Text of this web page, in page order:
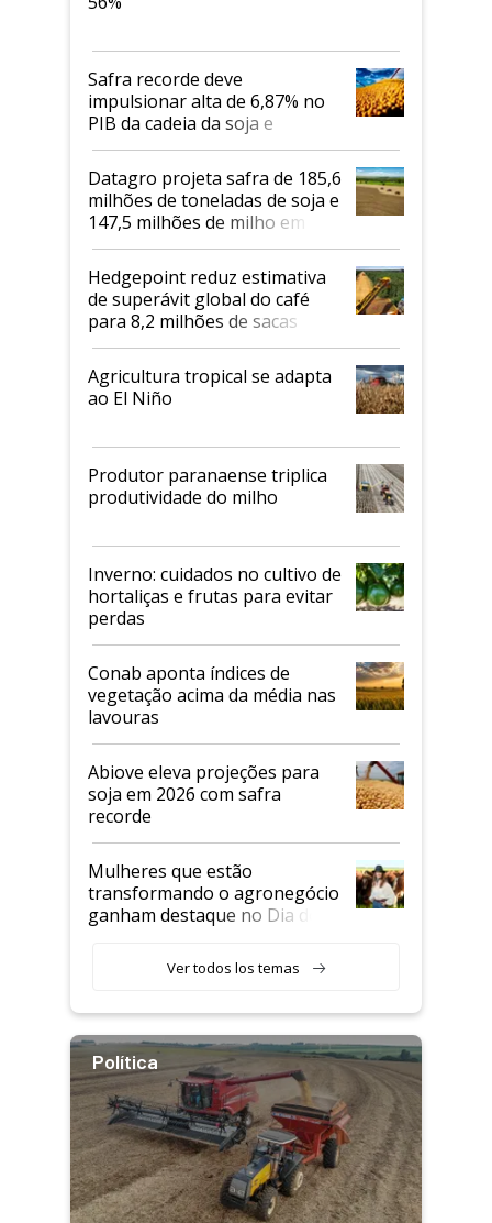
Safra recorde deve
impulsionar alta de 6,87% no
PIB da cadeia da soja e
biodiesel em 2026
Datagro projeta safra de 185,6
milhões de toneladas de soja e
147,5 milhões de milho em
2026/27
Hedgepoint reduz estimativa
de superávit global do café
para 8,2 milhões de sacas
Agricultura tropical se adapta
ao El Niño
Produtor paranaense triplica
produtividade do milho
Inverno: cuidados no cultivo de
hortaliças e frutas para evitar
perdas
Conab aponta índices de
vegetação acima da média nas
lavouras
Abiove eleva projeções para
soja em 2026 com safra
recorde
Mulheres que estão
transformando o agronegócio
ganham destaque no Dia do
Ver todos los temas
Política